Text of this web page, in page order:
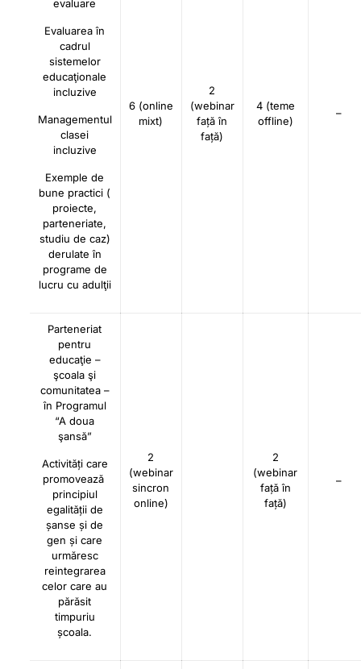
evaluare
Evaluarea în
cadrul
sistemelor
educaţionale
incluzive
Managementul
clasei
incluzive
Exemple de
bune practici (
proiecte,
parteneriate,
studiu de caz)
derulate în
programe de
lucru cu adulţii
6 (online
mixt)
2
(webinar
față în
față)
4 (teme
offline)
–
Parteneriat
pentru
educaţie –
şcoala şi
comunitatea –
în Programul
“A doua
şansă”
Activități care
promovează
principiul
egalității de
șanse și de
gen și care
urmăresc
reintegrarea
celor care au
părăsit
timpuriu
școala.
2
(webinar
sincron
online)
2
(webinar
față în
față)
–